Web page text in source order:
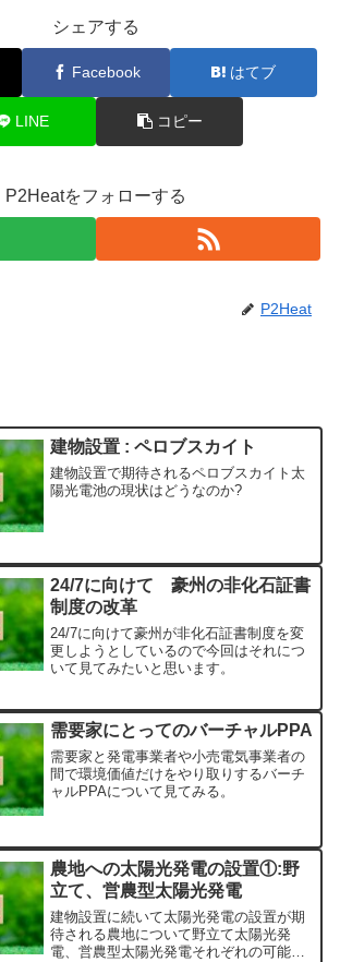
シェアする
Facebook はてブ
LINE コピー
P2Heatをフォローする
P2Heat
建物設置 : ペロブスカイト
建物設置で期待されるペロブスカイト太
陽光電池の現状はどうなのか?
24/7に向けて 豪州の非化石証書
制度の改革
24/7に向けて豪州が非化石証書制度を変
更しようとしているので今回はそれにつ
いて見てみたいと思います。
需要家にとってのバーチャルPPA
需要家と発電事業者や小売電気事業者の
間で環境価値だけをやり取りするバーチ
ャルPPAについて見てみる。
農地への太陽光発電の設置①:野
立て、営農型太陽光発電
建物設置に続いて太陽光発電の設置が期
待される農地について野立て太陽光発
電、営農型太陽光発電それぞれの可能性